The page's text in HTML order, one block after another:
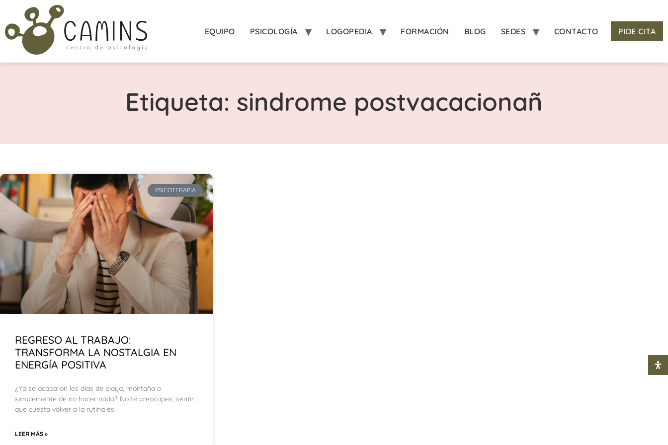
EQUIPO PSICOLOGÍA LOGOPEDIA FORMACIÓN BLOG SEDES CONTACTO PIDE CITA
Etiqueta: sindrome postvacacionañ
PSICOTERAPIA
REGRESO AL TRABAJO:
TRANSFORMA LA NOSTALGIA EN
ENERGÍA POSITIVA
¿Ya se acabaron los días de playa, montaña o
simplemente de no hacer nada? No te preocupes, sentir
que cuesta volver a la rutina es
LEER MÁS »